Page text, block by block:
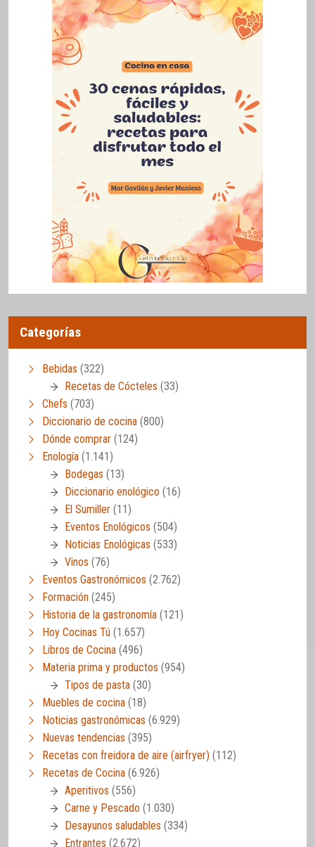
Categorías
Bebidas (322)
Recetas de Cócteles (33)
Chefs (703)
Diccionario de cocina (800)
Dónde comprar (124)
Enología (1.141)
Bodegas (13)
Diccionario enológico (16)
El Sumiller (11)
Eventos Enológicos (504)
Noticias Enológicas (533)
Vinos (76)
Eventos Gastronómicos (2.762)
Formación (245)
Historia de la gastronomía (121)
Hoy Cocinas Tú (1.657)
Libros de Cocina (496)
Materia prima y productos (954)
Tipos de pasta (30)
Muebles de cocina (18)
Noticias gastronómicas (6.929)
Nuevas tendencias (395)
Recetas con freidora de aire (airfryer) (112)
Recetas de Cocina (6.926)
Aperitivos (556)
Carne y Pescado (1.030)
Desayunos saludables (334)
Entrantes (2.672)